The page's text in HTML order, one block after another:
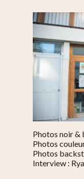
Photos noir &
Photos
Photos
Interview :